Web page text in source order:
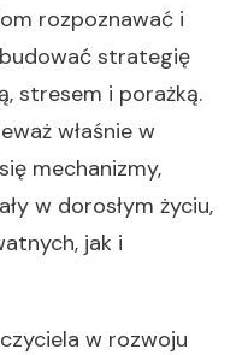
rozpoznawać i
strategię
stresem i porażką.
właśnie w
mechanizmy,
w dorosłym życiu,
jak i
w rozwoju